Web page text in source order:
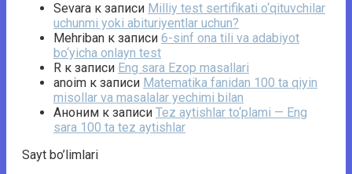
Sevara к записи Milliy test sertifikati o‘qituvchilar
uchunmi yoki abituriyentlar uchun?
Mehriban к записи 6-sinf ona tili va adabiyot
bo‘yicha onlayn test
R к записи Eng sara Ezop masallari
anoim к записи Matematika fanidan 100 ta qiyin
misollar va masalalar yechimi bilan
Аноним к записи Tez aytishlar to‘plami — Eng
sara 100 ta tez aytishlar
Sayt bo’limlari